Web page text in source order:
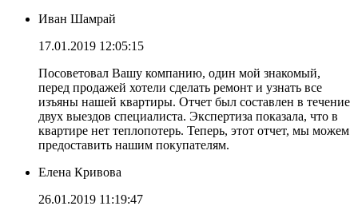
Иван Шамрай
17.01.2019 12:05:15
Посоветовал Вашу компанию, один мой знакомый,
перед продажей хотели сделать ремонт и узнать все
изъяны нашей квартиры. Отчет был составлен в течение
двух выездов специалиста. Экспертиза показала, что в
квартире нет теплопотерь. Теперь, этот отчет, мы можем
предоставить нашим покупателям.
Елена Кривова
26.01.2019 11:19:47